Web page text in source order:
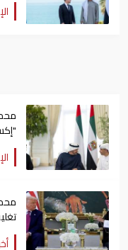
معهم